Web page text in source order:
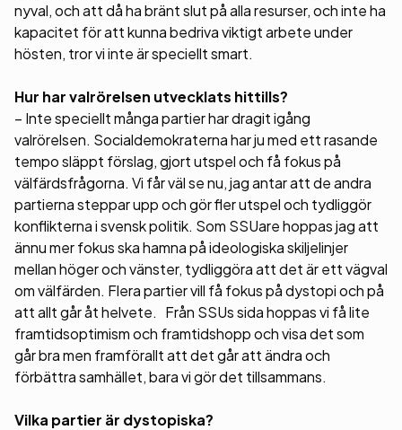
nyval, och att då ha bränt slut på alla resurser, och inte ha
kapacitet för att kunna bedriva viktigt arbete under
hösten, tror vi inte är speciellt smart.
Hur har valrörelsen utvecklats hittills?
– Inte speciellt många partier har dragit igång
valrörelsen. Socialdemokraterna har ju med ett rasande
tempo släppt förslag, gjort utspel och få fokus på
välfärdsfrågorna. Vi får väl se nu, jag antar att de andra
partierna steppar upp och gör fler utspel och tydliggör
konflikterna i svensk politik. Som SSUare hoppas jag att
ännu mer fokus ska hamna på ideologiska skiljelinjer
mellan höger och vänster, tydliggöra att det är ett vägval
om välfärden. Flera partier vill få fokus på dystopi och på
att allt går åt helvete. Från SSUs sida hoppas vi få lite
framtidsoptimism och framtidshopp och visa det som
går bra men framförallt att det går att ändra och
förbättra samhället, bara vi gör det tillsammans.
Vilka partier är dystopiska?